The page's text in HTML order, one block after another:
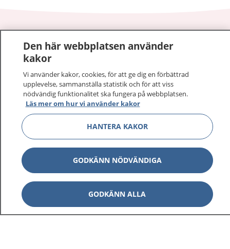
På 1177.se får du råd om hälsa och information om
sjukdomar och vilka mottagningar du kan kontakta.
Logga in för att läsa din journal och göra dina
vårdärenden. Ring telefonnummer 1177 för
sjukvårdsrådgivning dygnet runt.
1177 ger dig råd när du vill må bättre.
1177 på flera språk Visa
Om 1177 Visa
Den här webbplatsen använder
kakor
Vi använder kakor, cookies, för att ge dig en förbättrad
upplevelse, sammanställa statistik och för att viss
nödvändig funktionalitet ska fungera på webbplatsen.
Läs mer om hur vi använder kakor
HANTERA KAKOR
GODKÄNN NÖDVÄNDIGA
GODKÄNN ALLA